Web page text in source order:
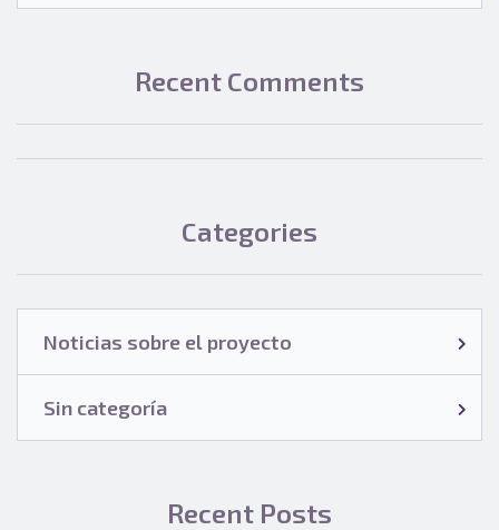
Recent Comments
Categories
Noticias sobre el proyecto
Sin categoría
Recent Posts